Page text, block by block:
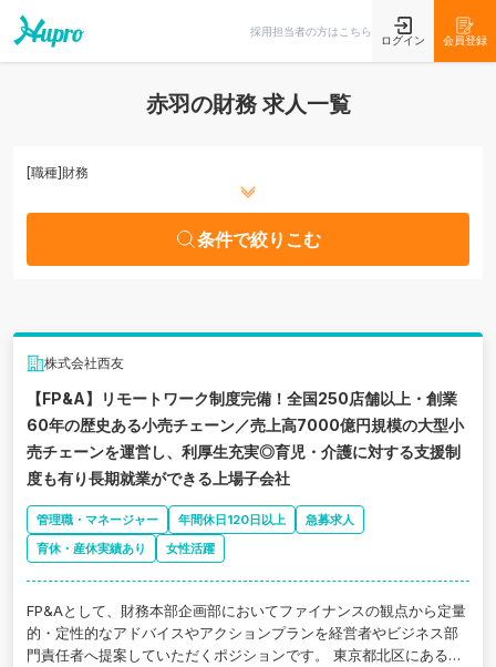
採用担当者の方はこちら
ログイン 会員登録
赤羽の財務 求人一覧
[職種]財務
条件で絞りこむ
株式会社西友
【FP&A】リモートワーク制度完備！全国250店舗以上・創業
60年の歴史ある小売チェーン／売上高7000億円規模の大型小
売チェーンを運営し、利厚生充実◎育児・介護に対する支援制
度も有り長期就業ができる上場子会社
管理職・マネージャー 年間休日120日以上
急募求人
育休・産休実績あり
女性活躍
FP&Aとして、財務本部企画部においてファイナンスの観点から定量
的・定性的なアドバイスやアクションプランを経営者やビジネス部
門責任者へ提案していただくポジションです。 東京都北区にある、